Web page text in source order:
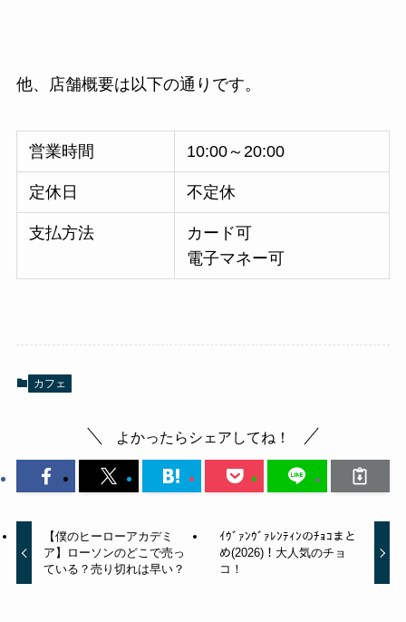
他、店舗概要は以下の通りです。
営業時間 10:00～20:00
定休日 不定休
支払方法
カード可
電子マネー可
カフェ
よかったらシェアしてね！
【僕のヒーローアカデミ
ア】ローソンのどこで売っ
ている？売り切れは早い？
ｲｳﾞｧﾝｳﾞｧﾚﾝﾃｨﾝのﾁｮｺまと
め(2026)！大人気のチョ
コ！